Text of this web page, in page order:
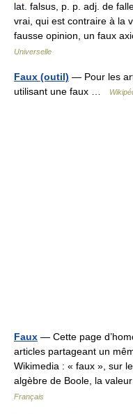
lat. falsus, p. p. adj. de
vrai, qui est contraire à la
fausse opinion, un faux
Universelle
Faux (outil) — Pour les
utilisant une faux …
Faux — Cette page
articles partageant un
Wikimedia : « faux », sur
algèbre de Boole, la
Français